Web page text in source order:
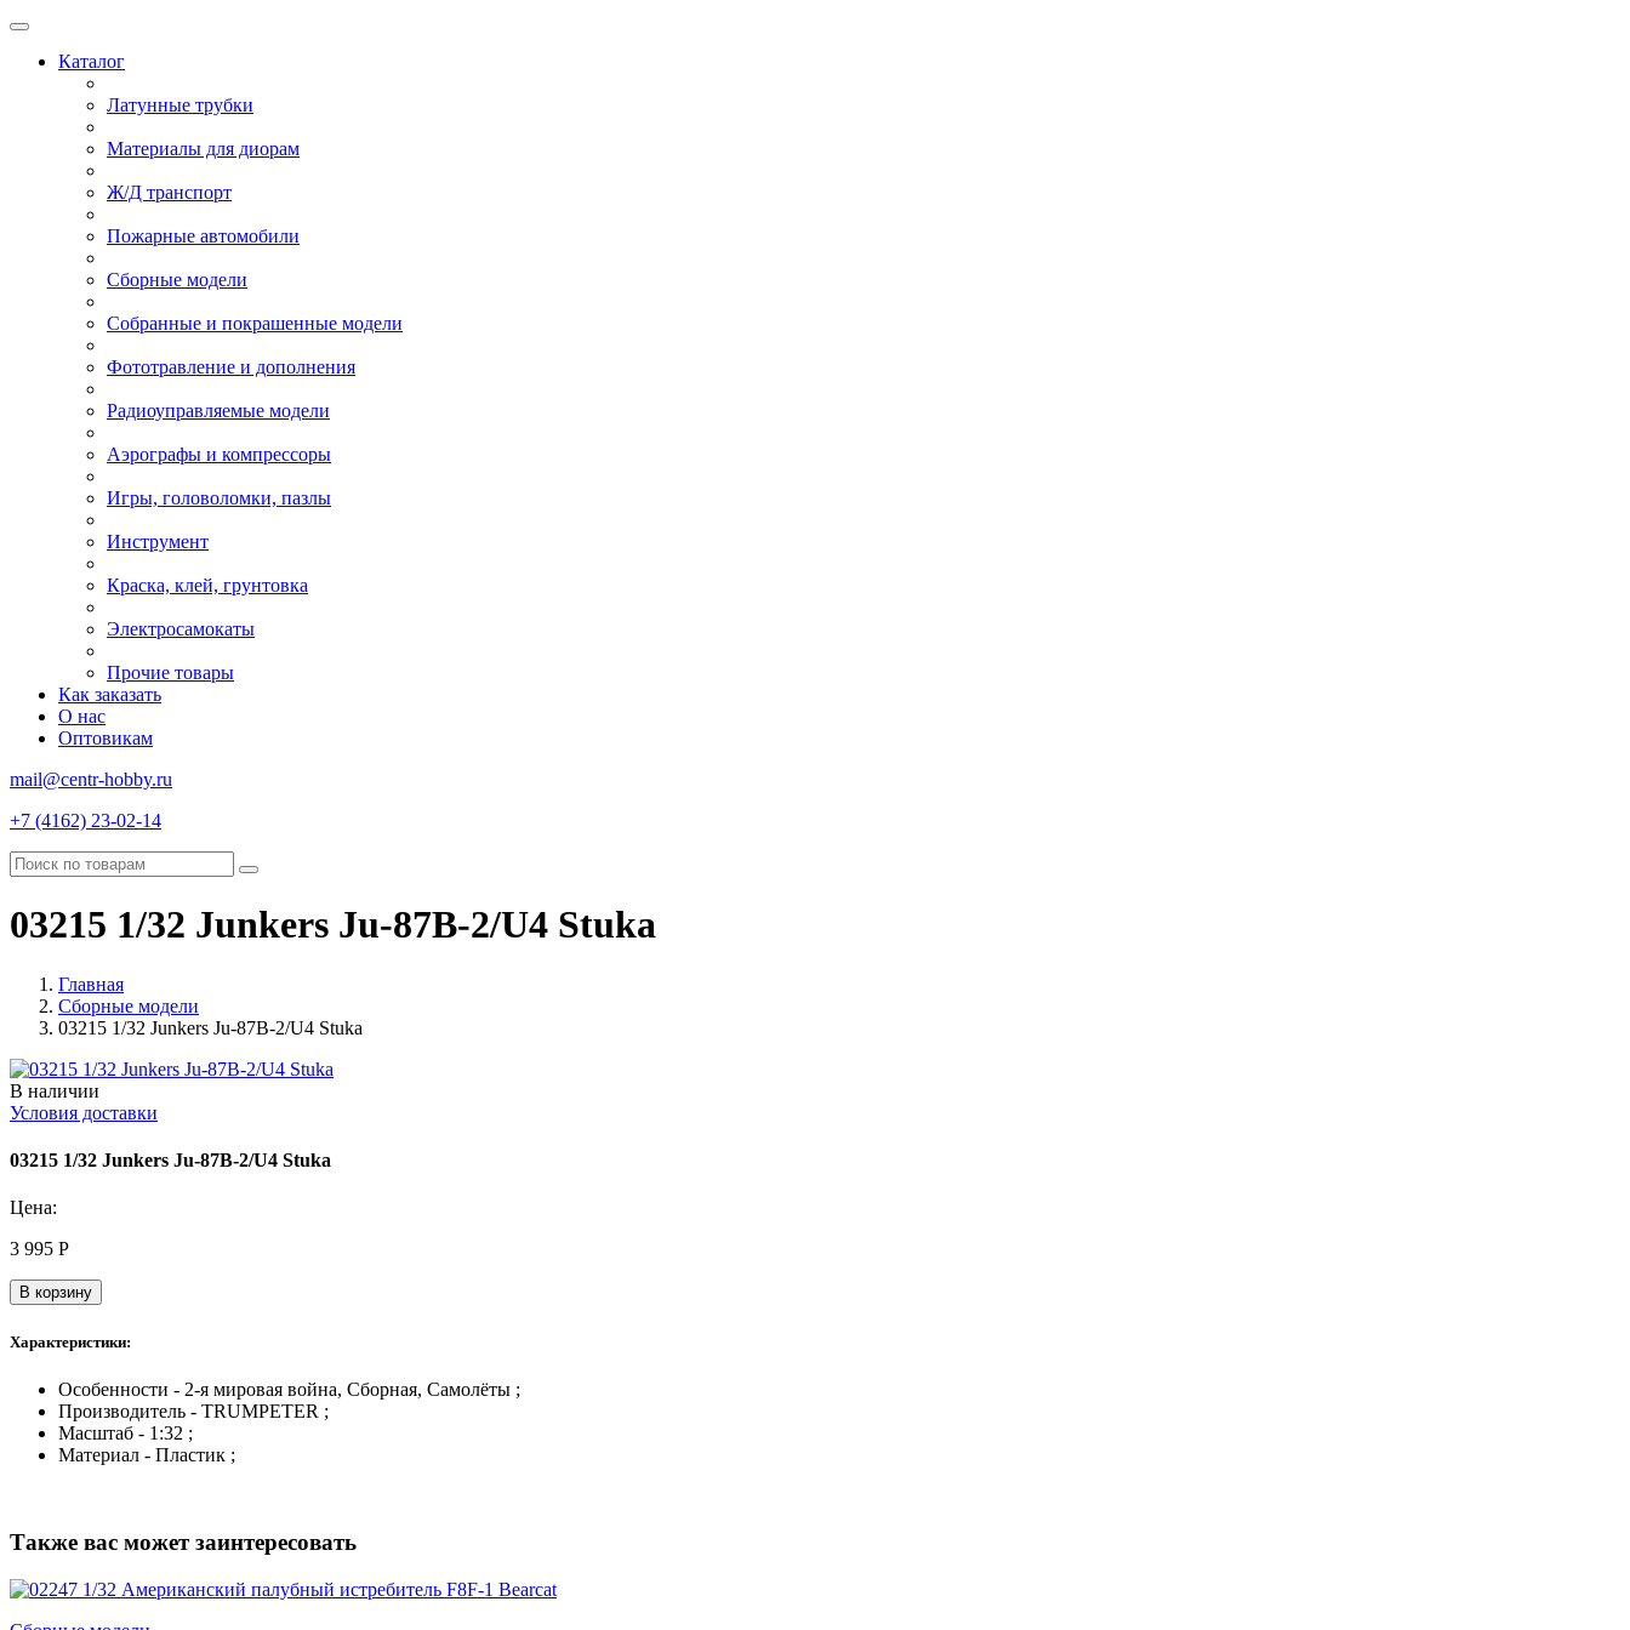
Каталог
Латунные трубки
Материалы для диорам
Ж/Д транспорт
Пожарные автомобили
Сборные модели
Собранные и покрашенные модели
Фототравление и дополнения
Радиоуправляемые модели
Аэрографы и компрессоры
Игры, головоломки, пазлы
Инструмент
Краска, клей, грунтовка
Электросамокаты
Прочие товары
Как заказать
О нас
Оптовикам
mail@centr-hobby.ru
+7 (4162) 23-02-14
03215 1/32 Junkers Ju-87B-2/U4 Stuka
Главная
Сборные модели
03215 1/32 Junkers Ju-87B-2/U4 Stuka
В наличии
Условия доставки
03215 1/32 Junkers Ju-87B-2/U4 Stuka
Цена:
3 995 Р
В корзину
Характеристики:
Особенности - 2-я мировая война, Сборная, Самолёты ;
Производитель - TRUMPETER ;
Масштаб - 1:32 ;
Материал - Пластик ;
Также вас может заинтересовать